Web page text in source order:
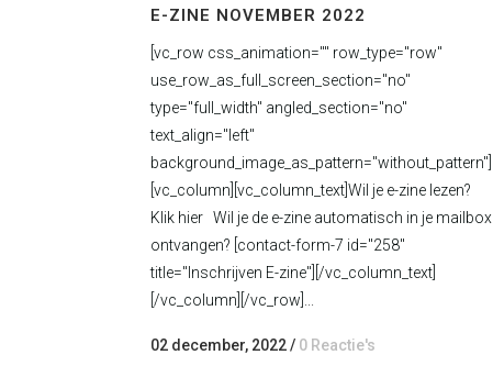
E-ZINE NOVEMBER 2022
[vc_row css_animation="" row_type="row"
use_row_as_full_screen_section="no"
type="full_width" angled_section="no"
text_align="left"
background_image_as_pattern="without_pattern"]
[vc_column][vc_column_text]Wil je e-zine lezen?
Klik hier Wil je de e-zine automatisch in je mailbox
ontvangen? [contact-form-7 id="258"
title="Inschrijven E-zine"][/vc_column_text]
[/vc_column][/vc_row]...
02 december, 2022/ 0 Reactie's